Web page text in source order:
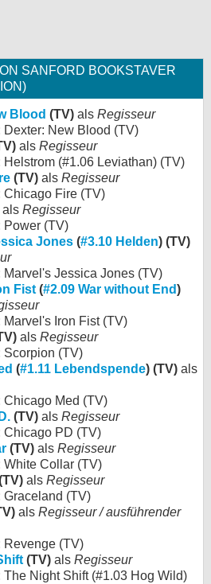
SANFORD BOOKSTAVER
Blood (TV) als Regisseur
Dexter: New Blood (TV)
als Regisseur
(#1.06 Leviathan) (TV)
(TV) als Regisseur
Chicago Fire (TV)
als Regisseur
Power (TV)
Jones (#3.10 Helden) (TV)
Marvel's Jessica Jones (TV)
Fist (#2.09 War without End)
Iron Fist (TV)
als Regisseur
Scorpion (TV)
(#1.11 Lebendspende) (TV) als
Chicago Med (TV)
(TV) als Regisseur
Chicago PD (TV)
(TV) als Regisseur
White Collar (TV)
als Regisseur
Graceland (TV)
als Regisseur / ausführender
Revenge (TV)
(TV) als Regisseur
The Night Shift (#1.03 Hog Wild)